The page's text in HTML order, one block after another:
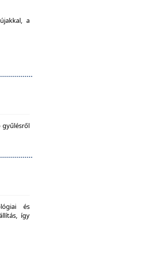
a
gyűlésről
és
így